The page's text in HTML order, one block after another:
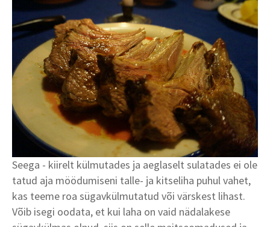
Seega - kiirelt külmutades ja aeglaselt sulatades ei ole
tatud aja möödumiseni talle- ja kitseliha puhul vahet,
kas teeme roa sügavkülmutatud või värskest lihast.
Võib isegi oodata, et kui laha on vaid nädalakese